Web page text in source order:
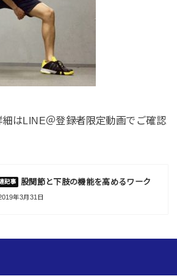
はLINE＠登録者限定動画でご確認
股関節と下肢の機能を高めるワーク
年3月31日